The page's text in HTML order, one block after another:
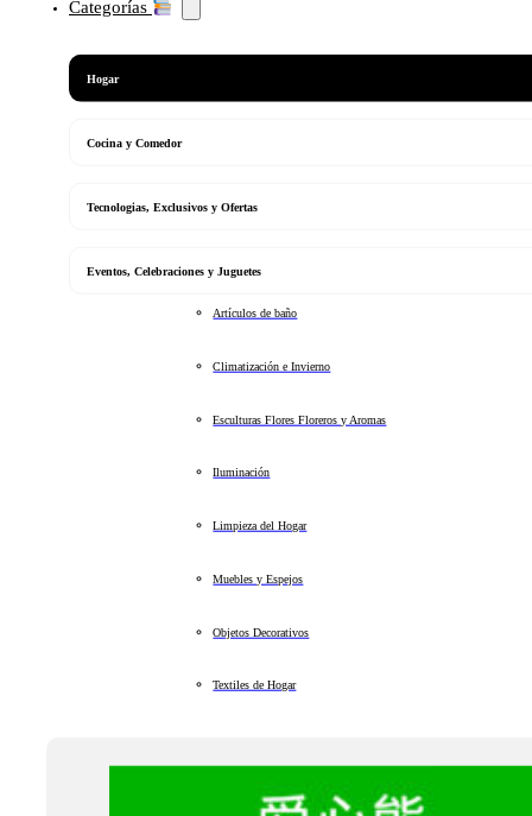
Categorías
Hogar
Cocina y Comedor
Tecnologias, Exclusivos y Ofertas
Eventos, Celebraciones y Juguetes
Artículos de baño
Climatización e Invierno
Esculturas Flores Floreros y Aromas
Iluminación
Limpieza del Hogar
Muebles y Espejos
Objetos Decorativos
Textiles de Hogar